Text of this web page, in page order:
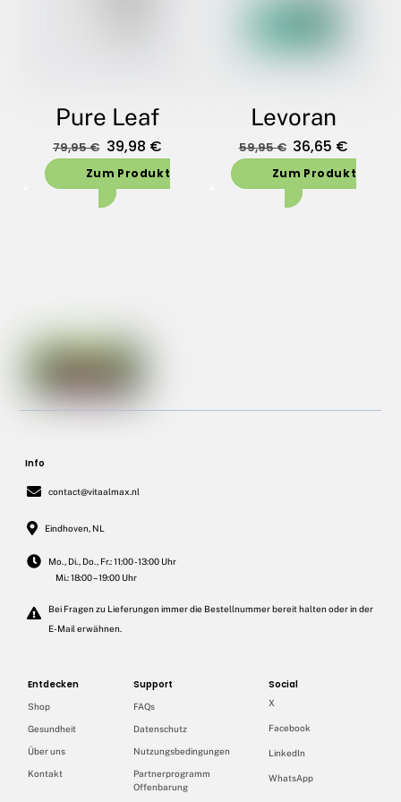
Pure Leaf
79,95€ Oorspronkelijke
prijs
was:
79,95 €.
39,98 €Huidige
prijs
is:
Zum Produkt
Levoran
59,95€
prijs
was:
59,95 €.
36,65 €
prijs
is:
Zum Produkt
Info
contact@vitaalmax.nl
Eindhoven, NL
Mo., Di., Do., Fr.: 11:00 - 13:00 Uhr
Mi.: 18:00 – 19:00 Uhr
Bei Fragen zu Lieferungen immer die Bestellnummer bereit halten oder in der
E-Mail erwähnen.
Entdecken
Shop
Gesundheit
Über uns
Kontakt
Support
FAQs
Datenschutz
Nutzungsbedingungen
Partnerprogramm
Offenbarung
Social
X
Facebook
LinkedIn
WhatsApp